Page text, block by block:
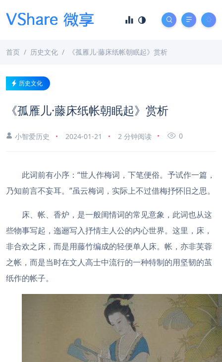
首页 历史文化 《孤雁儿·藤床纸帐朝眠起》赏析
历史文化
《孤雁儿·藤床纸帐朝眠起》赏析
小智爱历史 2024-01-21 2 分钟阅读 0
此词前有小序：“世人作梅词，下笔便俗。予试作一篇，
乃知前言不妄耳。”虽云梅词，实际上不过借梅抒怀旧之思。
床、帐、香炉，是一般闺情词的常见意象，此词也从这
些物事写起，迤逦写入抒情主人公的内心世界。这里，床，
非合欢之床，而是用藤竹编成的轻便单人床。帐，亦非芙蓉
之帐，而是当时在文人高士中流行的一种特制的用坚韧的茧
纸作的帐子。